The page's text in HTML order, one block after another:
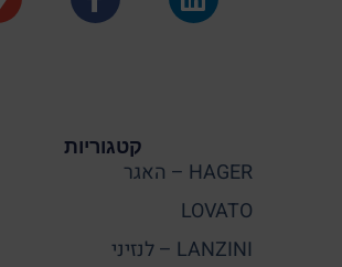
קטגוריות
HAGER – האגר
LOVATO
LANZINI – לנזיני